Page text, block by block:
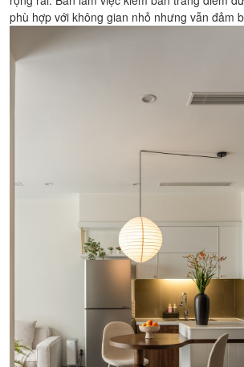
phù hợp với không gian nhỏ nhưng vẫn đảm